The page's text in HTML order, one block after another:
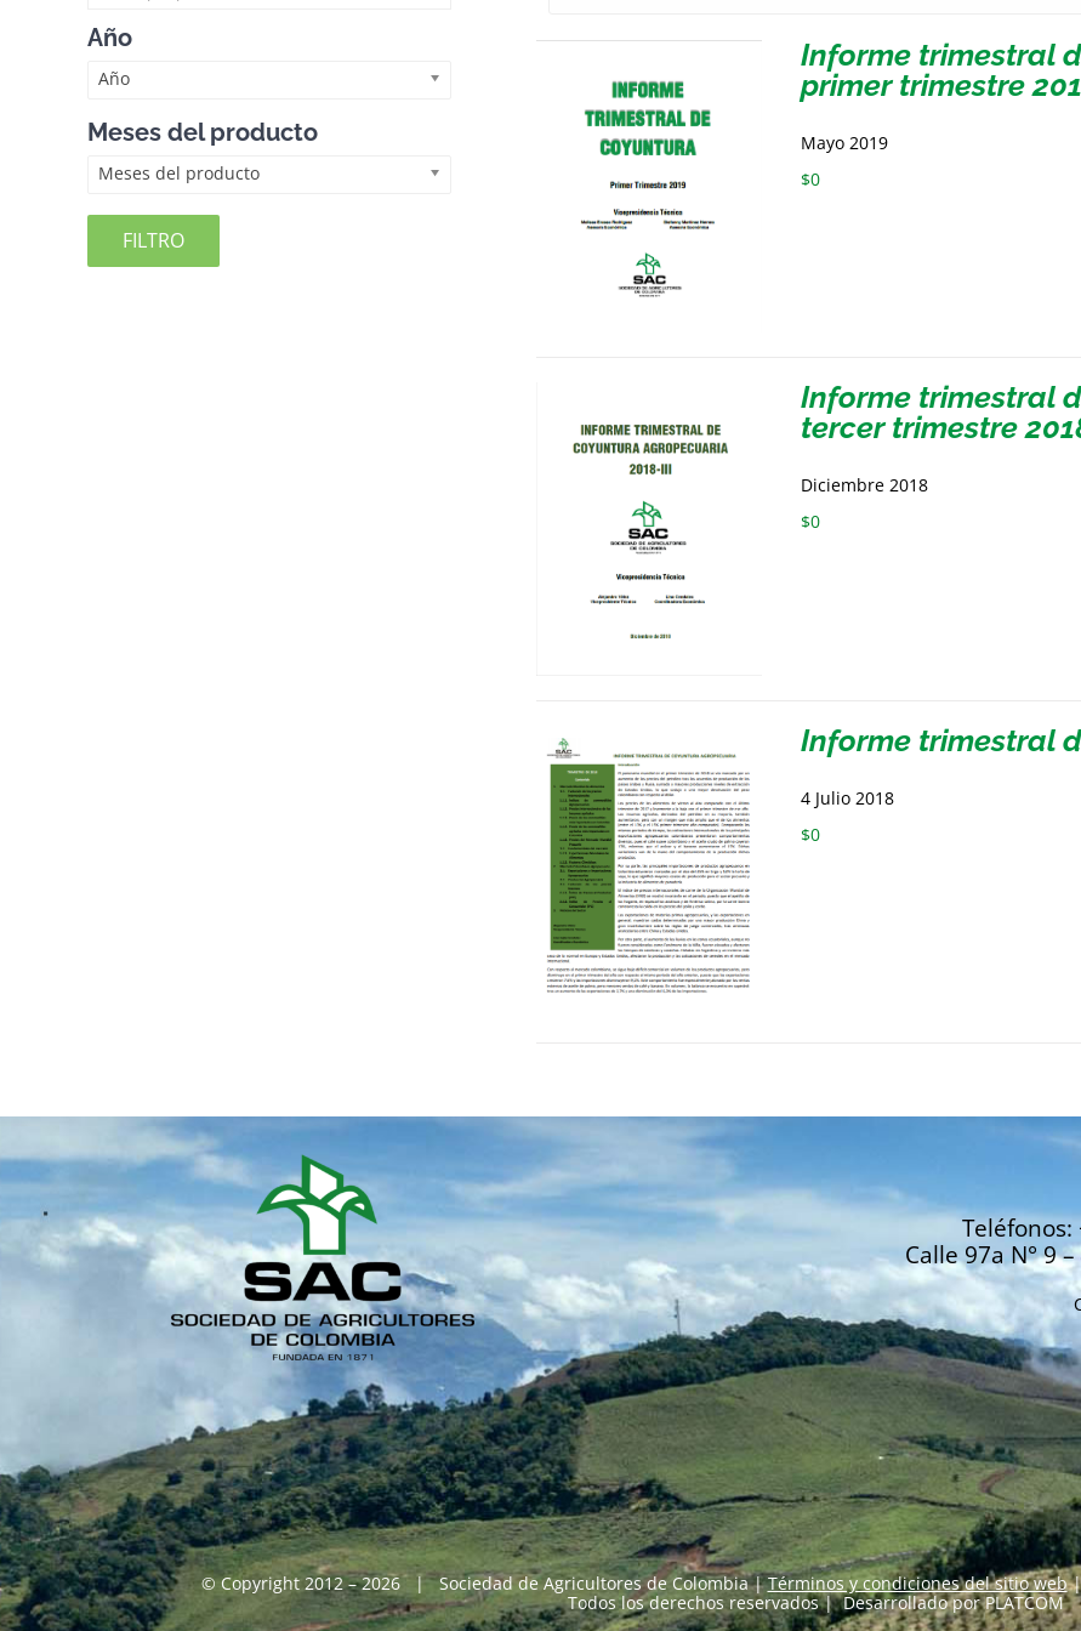
Informe trimestral
primer trimestre
Mayo 2019
$0
Informe trimestral
tercer trimestre
Diciembre 2018
$0
Informe trimestral
4 Julio 2018
$0
Año
Año
Meses del producto
Meses del producto
FILTRO
Calle 97a N° 9
© Copyright 2012 – 2026 | Sociedad de Agricultores de Colombia |Términos y condiciones del sitio web
Todos los derechos reservados | Desarrollado porPLATCOM